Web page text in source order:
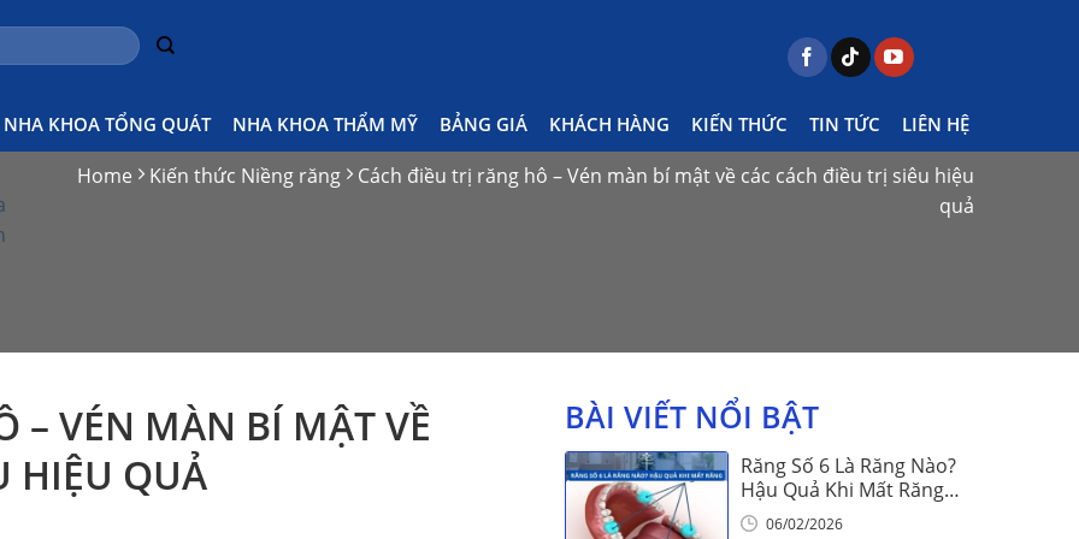
NHA KHOA TỔNG QUÁT NHA KHOA THẨM MỸ BẢNG GIÁ KHÁCH HÀNG KIẾN THỨC TIN TỨC LIÊN HỆ
Home Kiến thức Niềng răng Cách điều trị răng hô – Vén màn bí mật về các cách điều trị siêu hiệu
quả
– VÉN MÀN BÍ MẬT VỀ
HIỆU QUẢ
BÀI VIẾT NỔI BẬT
Răng Số 6 Là Răng Nào?
Hậu Quả Khi Mất Răng
Số 606/02/2026